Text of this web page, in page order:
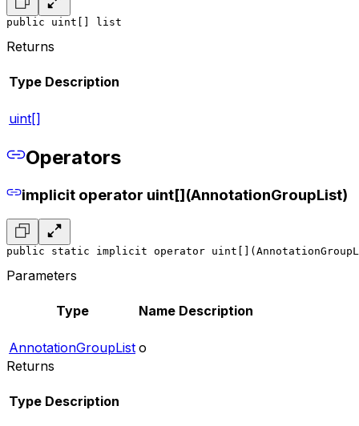
public uint[] list
Returns
Type Description
uint[]
Operators
implicit operator uint[](AnnotationGroupList)
public static implicit operator
Parameters
Type Name Description
AnnotationGroupList o
Returns
Type Description